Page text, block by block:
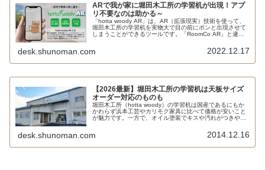
ARで我が家に堀田木工所の学習机が出現！アプ
リ不要なのは助かる～
「hotta woody AR」は、AR（拡張現実）技術を使って、
堀田木工所の学習机を実物大で目の前にポンと出現させて
しまうことができるツールです。「RoomCo AR」と違っ
きが可能です。ロウヤの「ハイビジョンAR」とほぼ同じも
のですね。
desk.shunoman.com 2022.12.17
【2026最新】堀田木工所の学習机は天板サイズ
オーダー対応のものも
堀田木工所（hotta woody）の学習机は国産であるにもか
かわらず浜本工芸やカリモク家具に比べて価格が安いこと
が魅力です。一方で、オイル塗装でキスや汚れがつきやす
製とそれほど変わらない品質といったデメリットもありま
す。
desk.shunoman.com 2014.12.16